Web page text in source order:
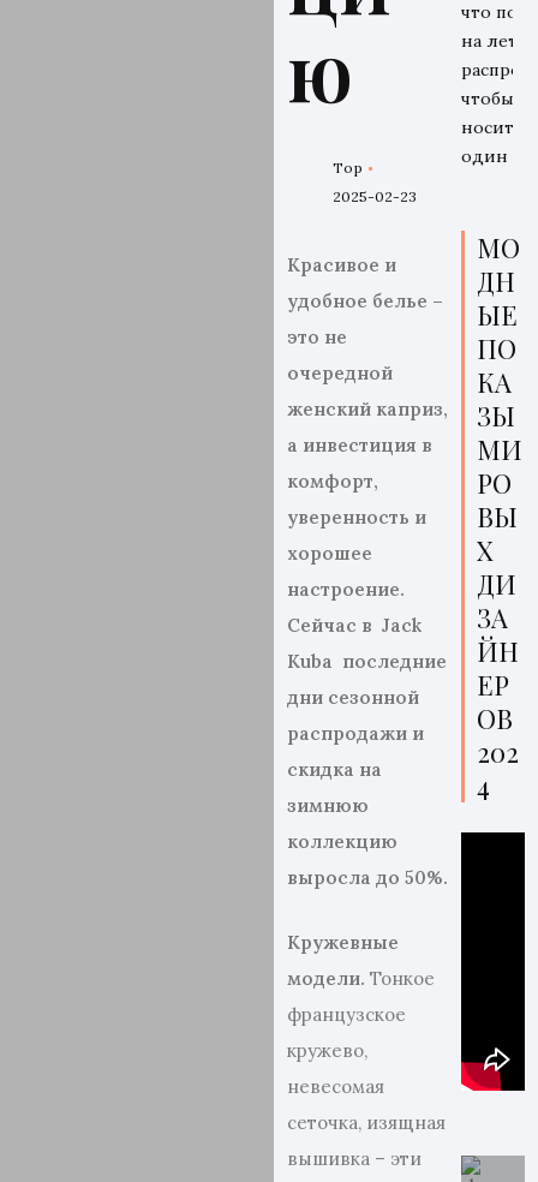
ю
Top
2025-02-23
Красивое и
удобное белье –
это не
очередной
женский каприз,
а инвестиция в
комфорт,
уверенность и
хорошее
настроение.
Сейчас вJack
Kuba последние
дни сезонной
распродажи и
скидка на
зимнюю
коллекцию
выросла до 50%.
Кружевные
модели.Тонкое
французское
кружево,
невесомая
сеточка, изящная
вышивка – эти
что
на
чтобы
носить
один
МО
ДН
ЫЕ
ПО
КА
ЗЫ
МИ
РО
ВЫ
Х
ДИ
ЗА
ЙН
ЕР
ОВ
202
4